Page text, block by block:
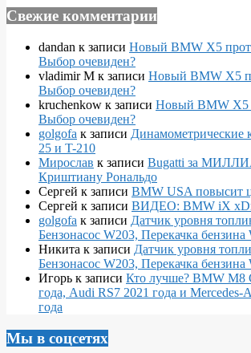
Свежие комментарии
dandan к записи Новый BMW X5
Выбор очевиден?
vladimir M к записи Новый BMW X5
Выбор очевиден?
kruchenkow к записи Новый BMW X5
Выбор очевиден?
golgofa к записи
25 и T-210
Мирослав к записи Bugatti за
Криштиану Рональдо
Сергей к записи BMW USA повысит
Сергей к записи ВИДЕО: BMW iX
golgofa к записи Датчик уровня
Бензонасос W203, Перекачка бензина
Никита к записи Датчик уровня
Бензонасос W203, Перекачка бензина
Игорь к записи Кто лучше? BMW M8
года, Audi RS7 2021 года и Mercedes-
года
Мы в соцсетях